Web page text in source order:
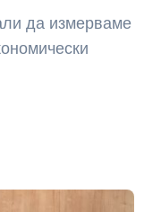
да измерваме